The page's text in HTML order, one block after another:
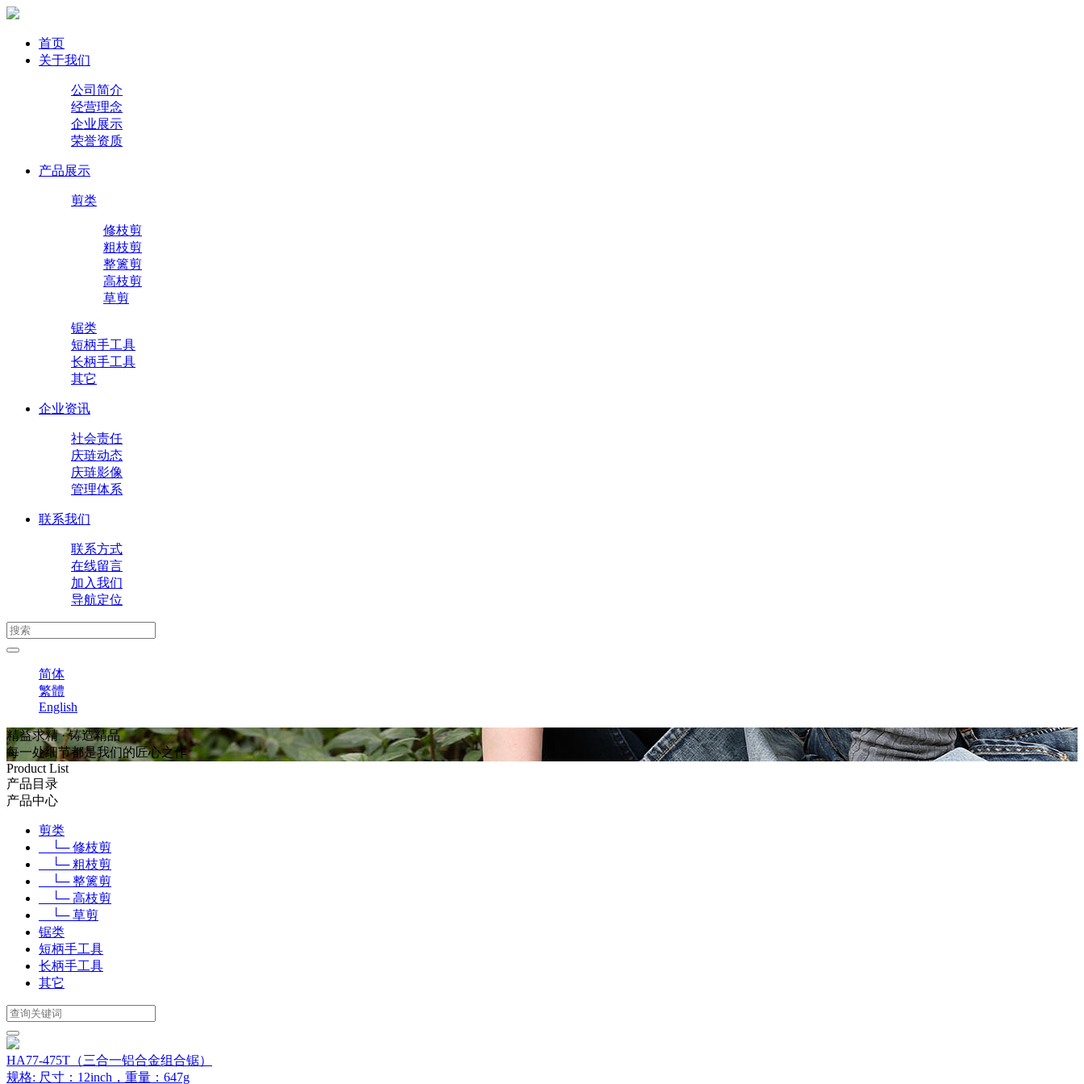
首页
关于我们
公司简介
经营理念
企业展示
荣誉资质
产品展示
剪类
修枝剪
粗枝剪
整篱剪
高枝剪
草剪
锯类
短柄手工具
长柄手工具
其它
企业资讯
社会责任
庆琏动态
庆琏影像
管理体系
联系我们
联系方式
在线留言
加入我们
导航定位
简体
繁體
English
精益求精 · 铸造精品
每一处细节都是我们的匠心之作
Product List
产品目录
产品中心
剪类
└─ 修枝剪
└─ 粗枝剪
└─ 整篱剪
└─ 高枝剪
└─ 草剪
锯类
短柄手工具
长柄手工具
其它
HA77-475T（三合一铝合金组合锯）
规格: 尺寸：12inch，重量：647g